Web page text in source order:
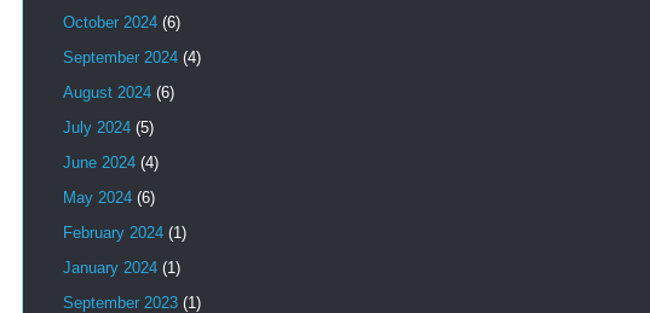
October 2024 (6)
September 2024 (4)
August 2024 (6)
July 2024 (5)
June 2024 (4)
May 2024 (6)
February 2024 (1)
January 2024 (1)
September 2023 (1)